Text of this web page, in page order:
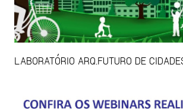
LABORATÓRIO ARQ.FUTURO DE